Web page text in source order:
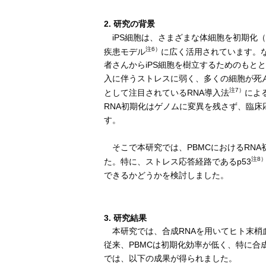
2. 研究の背景
iPS細胞は、さまざまな体細胞を初期化
疾患モデル注6）
に広く活用されています。
者さんからiPS細胞を樹立するためのもと
入に伴うストレスに弱く、多くの細胞が
として注目されているRNA導入法注7）
によ
RNA初期化はゲノムに変異を残さず、臨
す。
そこで本研究では、PBMCにおけるRNA
た。特に、ストレス応答経路であるp53注8）
できるかどうかを検討しました。
3. 研究結果
本研究では、合成RNAを用いてヒト末梢
従来、PBMCは初期化効率が低く、特に合
では、以下の成果が得られました。